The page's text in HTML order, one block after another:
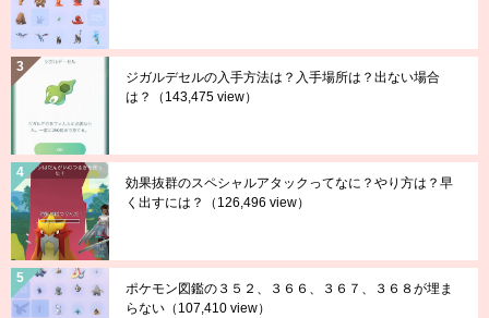
ジガルデセルの入手方法は？入手場所は？出ない場合
は？
（143,475 view）
効果抜群のスペシャルアタックってなに？やり方は？早
く出すには？
（126,496 view）
ポケモン図鑑の３５２、３６６、３６７、３６８が埋ま
らない （107,410 view）